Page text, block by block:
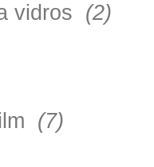
vidros (2)
(7)